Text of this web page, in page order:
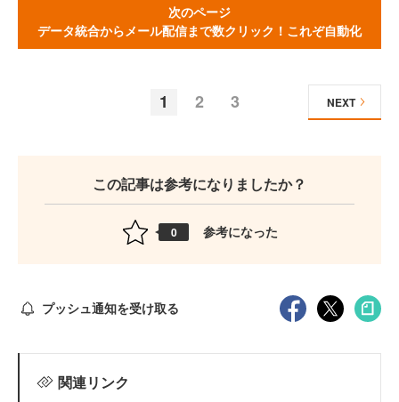
次のページ
データ統合からメール配信まで数クリック！これぞ自動化
1 2 3 NEXT
この記事は参考になりましたか？
0 参考になった
プッシュ通知を受け取る
関連リンク